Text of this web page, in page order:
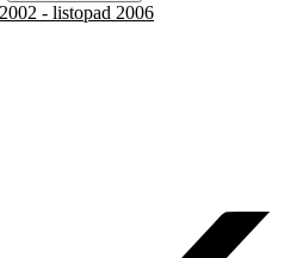
- listopad 2006